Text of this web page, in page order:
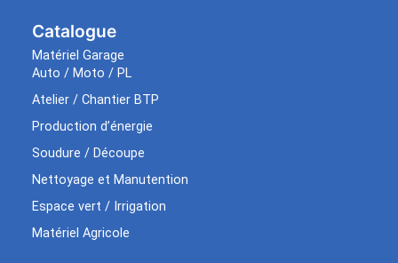
Catalogue
Matériel Garage
Auto / Moto / PL
Atelier / Chantier BTP
Production d’énergie
Soudure / Découpe
Nettoyage et Manutention
Espace vert / Irrigation
Matériel Agricole